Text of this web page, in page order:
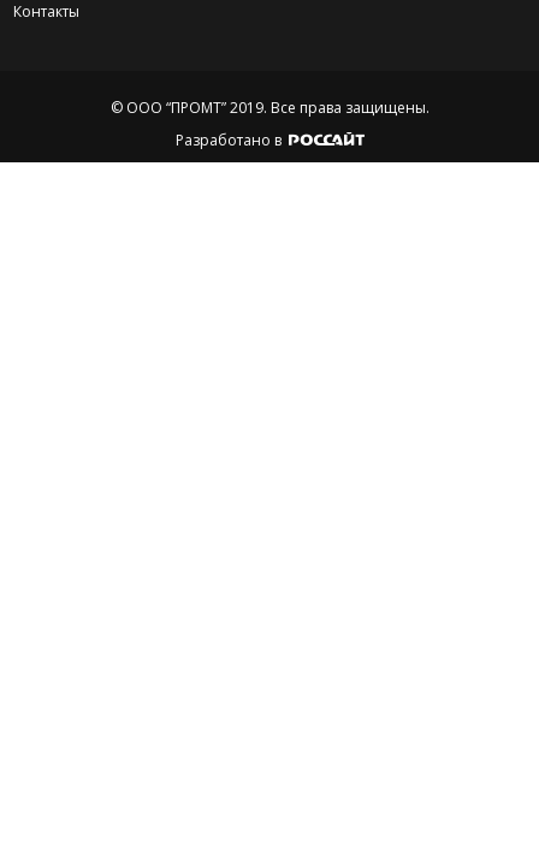
Контакты
© ООО “ПРОМТ” 2019. Все права защищены.
Разработано в